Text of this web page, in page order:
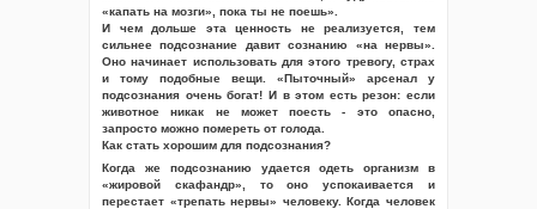
«капать на мозги», пока ты не поешь».
И чем дольше эта ценность не реализуется, тем
сильнее подсознание давит сознанию «на нервы».
Оно начинает использовать для этого тревогу, страх
и тому подобные вещи. «Пыточный» арсенал у
подсознания очень богат! И в этом есть резон: если
животное никак не может поесть - это опасно,
запросто можно помереть от голода.
Как стать хорошим для подсознания?
Когда же подсознанию удается одеть организм в
«жировой скафандр», то оно успокаивается и
перестает «трепать нервы» человеку. Когда человек